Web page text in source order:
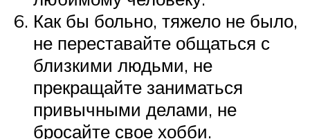
Как бы больно, тяжело не было,
не переставайте общаться с
близкими людьми, не
прекращайте заниматься
привычными делами, не
бросайте свое хобби.